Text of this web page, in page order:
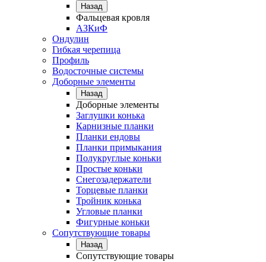
Назад
Фальцевая кровля
АЗКиФ
Ондулин
Гибкая черепица
Профиль
Водосточные системы
Доборные элементы
Назад
Доборные элементы
Заглушки конька
Карнизные планки
Планки ендовы
Планки примыкания
Полукруглые коньки
Простые коньки
Снегозадержатели
Торцевые планки
Тройник конька
Угловые планки
Фигурные коньки
Сопутствующие товары
Назад
Сопутствующие товары